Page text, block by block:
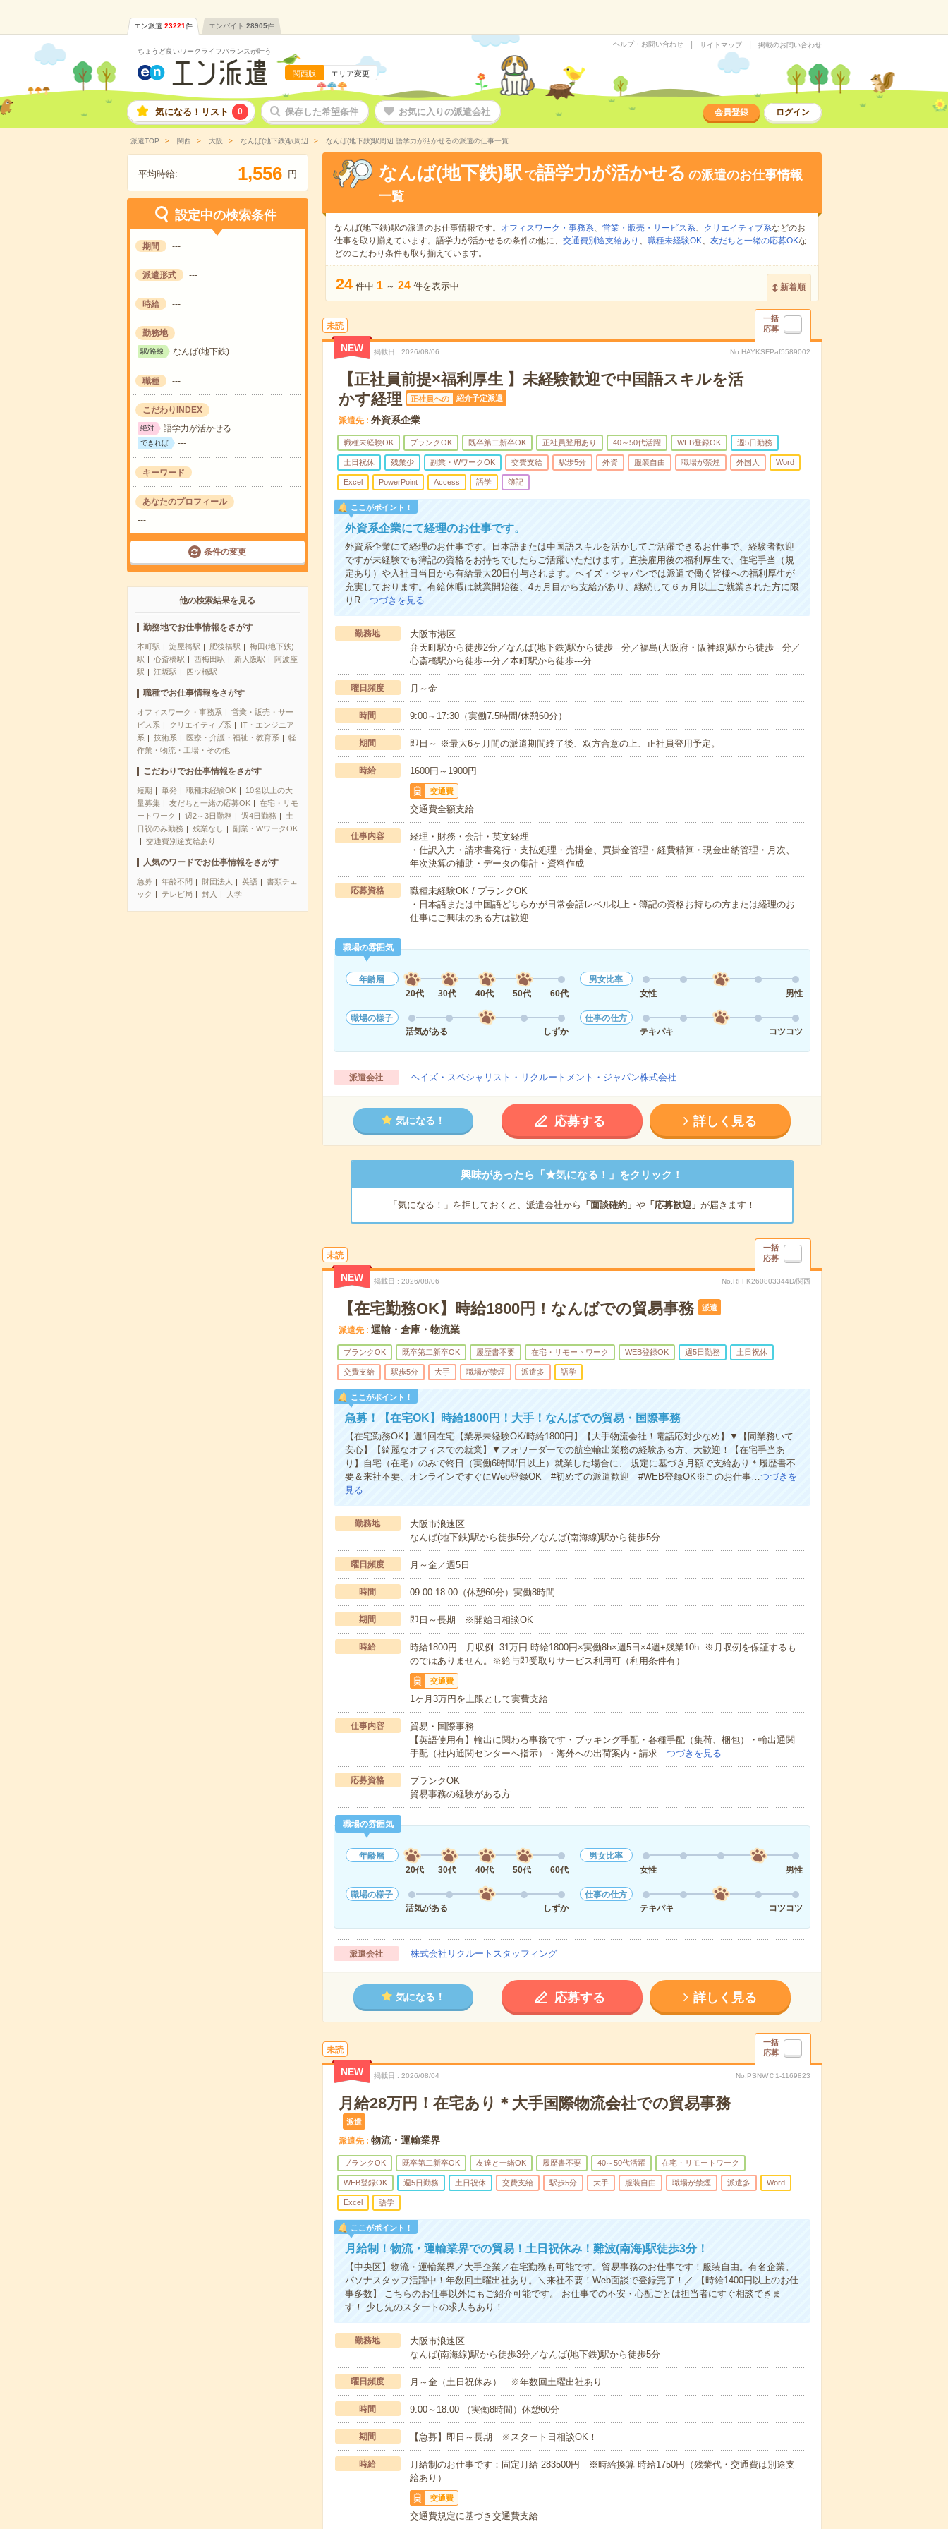
エン派遣 23221件 エンバイト 28905件
ちょうど良いワークライフバランスが叶う
関西版 エリア変更
ヘルプ・お問い合わせ サイトマップ 掲載のお問い合わせ
気になる！リスト 0 保存した希望条件 お気に入りの派遣会社 会員登録 ログイン
派遣TOP 関西 大阪 なんば(地下鉄)駅周辺 なんば(地下鉄)駅周辺 語学力が活かせるの派遣の仕事一覧
平均時給: 1,556 円
設定中の検索条件
期間 ---
派遣形式 ---
時給 ---
勤務地
駅/路線 なんば(地下鉄)
職種 ---
こだわりINDEX
絶対 語学力が活かせる
できれば ---
キーワード ---
あなたのプロフィール
---
条件の変更
他の検索結果を見る
勤務地でお仕事情報をさがす
本町駅 淀屋橋駅 肥後橋駅
梅田(地下鉄)
駅
心斎橋駅 西梅田駅 新大阪駅
阿波座
駅
江坂駅 四ツ橋駅
職種でお仕事情報をさがす
オフィスワーク・事務系
営業・販売・サー
ビス系
クリエイティブ系
IT・エンジニア
系
技術系 医療・介護・福祉・教育系
軽
作業・物流・工場・その他
こだわりでお仕事情報をさがす
短期 単発 職種未経験OK
10名以上の大
量募集
友だちと一緒の応募OK
在宅・リモ
ートワーク
週2～3日勤務 週4日勤務
土
日祝のみ勤務
残業なし
副業・WワークOK
交通費別途支給あり
人気のワードでお仕事情報をさがす
急募 年齢不問 財団法人 英語
書類チェ
ック
テレビ局 封入 大学
なんば(地下鉄)駅 で語学力が活かせる の派遣のお仕事情報
一覧
なんば(地下鉄)駅の派遣のお仕事情報です。 オフィスワーク・事務系、 営業・販売・サービス系、 クリエイティブ系などのお
仕事を取り揃えています。語学力が活かせるの条件の他に、 交通費別途支給あり 、 職種未経験OK、 友だちと一緒の応募OKな
どのこだわり条件も取り揃えています。
24 件中 1 ～ 24 件を表示中 新着順
未読
一括
応募
NEW 掲載日 2026/08/06 No.HAYKSFPaf5589002
【正社員前提×福利厚生 】未経験歓迎で中国語スキルを活
かす経理
正社員への 紹介予定派遣
派遣先 外資系企業
職種未経験OK ブランクOK 既卒第二新卒OK 正社員登用あり 40～50代活躍 WEB登録OK 週5日勤務
土日祝休 残業少 副業・WワークOK 交費支給 駅歩5分 外資 服装自由 職場が禁煙 外国人 Word
Excel PowerPoint Access 語学 簿記
ここがポイント！
外資系企業にて経理のお仕事です。
外資系企業にて経理のお仕事です。日本語または中国語スキルを活かしてご活躍できるお仕事で、経験者歓迎
ですが未経験でも簿記の資格をお持ちでしたらご活躍いただけます。直接雇用後の福利厚生で、住宅手当（規
定あり）や入社日当日から有給最大20日付与されます。ヘイズ・ジャパンでは派遣で働く皆様への福利厚生が
充実しております。有給休暇は就業開始後、4ヵ月目から支給があり、継続して６ヵ月以上ご就業された方に限
りR…つづきを見る
勤務地
大阪市港区
弁天町駅から徒歩2分／なんば(地下鉄)駅から徒歩---分／福島(大阪府・阪神線)駅から徒歩---分／
心斎橋駅から徒歩---分／本町駅から徒歩---分
曜日頻度 月～金
時間 9:00～17:30（実働7.5時間/休憩60分）
期間 即日～ ※最大6ヶ月間の派遣期間終了後、双方合意の上、正社員登用予定。
時給 1600円～1900円
交通費
交通費全額支給
仕事内容
経理・財務・会計・英文経理
・仕訳入力・請求書発行・支払処理・売掛金、買掛金管理・経費精算・現金出納管理・月次、
年次決算の補助・データの集計・資料作成
応募資格
職種未経験OK / ブランクOK
・日本語または中国語どちらかが日常会話レベル以上・簿記の資格お持ちの方または経理のお
仕事にご興味のある方は歓迎
職場の雰囲気
年齢層
20代
30代 40代 50代 60代
男女比率
女性
男性
職場の様子
活気がある
しずか
仕事の仕方
テキパキ
コツコツ
派遣会社 ヘイズ・スペシャリスト・リクルートメント・ジャパン株式会社
気になる！ 応募する 詳しく見る
興味があったら「★気になる！」をクリック！
「気になる！」を押しておくと、派遣会社から 「面談確約」 や「応募歓迎」 が届きます！
未読
一括
応募
NEW 掲載日 2026/08/06 No.RFFK260803344D/関西
【在宅勤務OK】時給1800円！なんばでの貿易事務 派遣
派遣先 運輸・倉庫・物流業
ブランクOK 既卒第二新卒OK 履歴書不要 在宅・リモートワーク WEB登録OK 週5日勤務 土日祝休
交費支給 駅歩5分 大手 職場が禁煙 派遣多 語学
ここがポイント！
急募！【在宅OK】時給1800円！大手！なんばでの貿易・国際事務
【在宅勤務OK】週1回在宅【業界未経験OK/時給1800円】【大手物流会社！電話応対少なめ】▼【同業務いて
安心】【綺麗なオフィスでの就業】▼フォワーダーでの航空輸出業務の経験ある方、大歓迎！【在宅手当あ
り】自宅（在宅）のみで終日（実働6時間/日以上）就業した場合に、 規定に基づき月額で支給あり＊履歴書不
要＆来社不要、オンラインですぐにWeb登録OK #初めての派遣歓迎 #WEB登録OK※このお仕事…つづきを
見る
勤務地
大阪市浪速区
なんば(地下鉄)駅から徒歩5分／なんば(南海線)駅から徒歩5分
曜日頻度 月～金／週5日
時間 09:00-18:00（休憩60分）実働8時間
期間 即日～長期 ※開始日相談OK
時給
時給1800円 月収例 31万円 時給1800円×実働8h×週5日×4週+残業10h ※月収例を保証するも
のではありません。※給与即受取りサービス利用可（利用条件有）
交通費
1ヶ月3万円を上限として実費支給
仕事内容
貿易・国際事務
【英語使用有】輸出に関わる事務です・ブッキング手配・各種手配（集荷、梱包）・輸出通関
手配（社内通関センターへ指示）・海外への出荷案内・請求…つづきを見る
応募資格
ブランクOK
貿易事務の経験がある方
職場の雰囲気
年齢層
20代
30代 40代 50代 60代
男女比率
女性
男性
職場の様子
活気がある
しずか
仕事の仕方
テキパキ
コツコツ
派遣会社 株式会社リクルートスタッフィング
気になる！ 応募する 詳しく見る
未読
一括
応募
NEW 掲載日 2026/08/04 No.PSNWＣ1-1169823
月給28万円！在宅あり＊大手国際物流会社での貿易事務
派遣
派遣先 物流・運輸業界
ブランクOK 既卒第二新卒OK 友達と一緒OK 履歴書不要 40～50代活躍 在宅・リモートワーク
WEB登録OK 週5日勤務 土日祝休 交費支給 駅歩5分 大手 服装自由 職場が禁煙 派遣多 Word
Excel 語学
ここがポイント！
月給制！物流・運輸業界での貿易！土日祝休み！難波(南海)駅徒歩3分！
【中央区】物流・運輸業界／大手企業／在宅勤務も可能です。貿易事務のお仕事です！服装自由。有名企業。
パソナスタッフ活躍中！年数回土曜出社あり。＼来社不要！Web面談で登録完了！／ 【時給1400円以上のお仕
事多数】 こちらのお仕事以外にもご紹介可能です。 お仕事での不安・心配ごとは担当者にすぐ相談できま
す！ 少し先のスタートの求人もあり！
勤務地
大阪市浪速区
なんば(南海線)駅から徒歩3分／なんば(地下鉄)駅から徒歩5分
曜日頻度 月～金（土日祝休み） ※年数回土曜出社あり
時間 9:00～18:00 （実働8時間）休憩60分
期間 【急募】即日～長期 ※スタート日相談OK！
時給
月給制のお仕事です：固定月給 283500円 ※時給換算 時給1750円（残業代・交通費は別途支
給あり）
交通費
交通費規定に基づき交通費支給